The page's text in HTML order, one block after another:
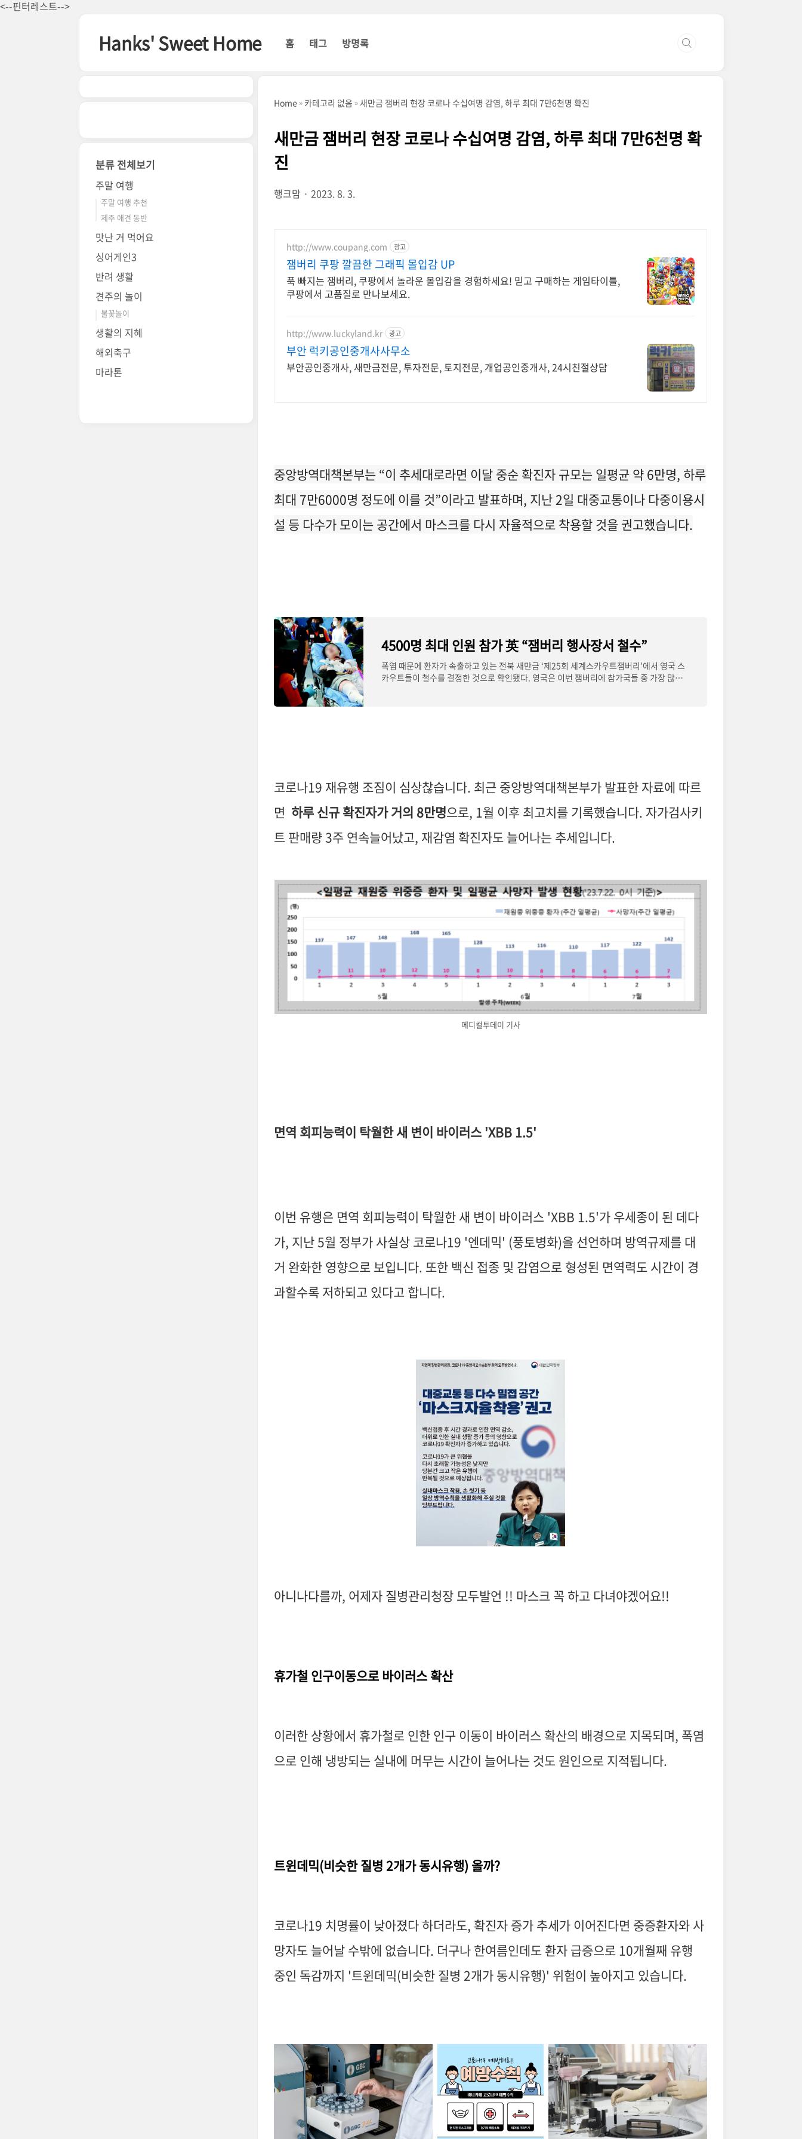
<--핀터레스트-->
본문 바로가기
Hanks' Sweet Home 홈 태그 방명록
Home 카테고리 없음 새만금 잼버리 현장 코로나 수십여명 감염, 하루 최대 7만6천명 확진
새만금 잼버리 현장 코로나 수십여명 감염, 하루 최대 7만6천명 확
진
행크맘 2023. 8. 3.
http://www.coupang.com 광고
잼버리 쿠팡 깔끔한 그래픽 몰입감 UP
푹 빠지는 잼버리, 쿠팡에서 놀라운 몰입감을 경험하세요! 믿고 구매하는 게임타이틀,
쿠팡에서 고품질로 만나보세요.
http://www.luckyland.kr 광고
부안 럭키공인중개사사무소
부안공인중개사, 새만금전문, 투자전문, 토지전문, 개업공인중개사, 24시친절상담
중앙방역대책본부는 “이 추세대로라면 이달 중순 확진자 규모는 일평균 약 6만명, 하루
최대 7만6000명 정도에 이를 것”이라고 발표하며, 지난 2일 대중교통이나 다중이용시
설 등 다수가 모이는 공간에서 마스크를 다시 자율적으로 착용할 것을 권고했습니다.
4500명 최대 인원 참가 英 “잼버리 행사장서 철수”
폭염 때문에 환자가 속출하고 있는 전북 새만금 ‘제25회 세계스카우트잼버리’에서 영국 스
카우트들이 철수를 결정한 것으로 확인됐다. 영국은 이번 잼버리에 참가국들 중 가장 많은
코로나19 재유행 조짐이 심상찮습니다. 최근 중앙방역대책본부가 발표한 자료에 따르
면 하루 신규 확진자가 거의 8만명으로, 1월 이후 최고치를 기록했습니다. 자가검사키
트 판매량 3주 연속늘어났고, 재감염 확진자도 늘어나는 추세입니다.
메디컬투데이 기사
면역 회피능력이 탁월한 새 변이 바이러스 'XBB 1.5'
이번 유행은 면역 회피능력이 탁월한 새 변이 바이러스 'XBB 1.5'가 우세종이 된 데다
가, 지난 5월 정부가 사실상 코로나19 '엔데믹' (풍토병화)을 선언하며 방역규제를 대
거 완화한 영향으로 보입니다. 또한 백신 접종 및 감염으로 형성된 면역력도 시간이 경
과할수록 저하되고 있다고 합니다.
아니나다를까, 어제자 질병관리청장 모두발언 !! 마스크 꼭 하고 다녀야겠어요!!
휴가철 인구이동으로 바이러스 확산
이러한 상황에서 휴가철로 인한 인구 이동이 바이러스 확산의 배경으로 지목되며, 폭염
으로 인해 냉방되는 실내에 머무는 시간이 늘어나는 것도 원인으로 지적됩니다.
트윈데믹(비슷한 질병 2개가 동시유행) 올까?
코로나19 치명률이 낮아졌다 하더라도, 확진자 증가 추세가 이어진다면 중증환자와 사
망자도 늘어날 수밖에 없습니다. 더구나 한여름인데도 환자 급증으로 10개월째 유행
중인 독감까지 '트윈데믹(비슷한 질병 2개가 동시유행)' 위험이 높아지고 있습니다.
분류 전체보기
주말 여행
주말 여행 추천
제주 애견 동반
맛난 거 먹어요
싱어게인3
반려 생활
견주의 놀이
불꽃놀이
생활의 지혜
해외축구
마라톤